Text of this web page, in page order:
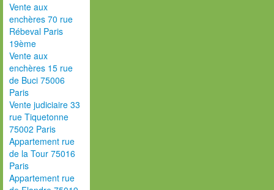
Vente aux
enchères 70 rue
Rébeval Paris
19ème
Vente aux
enchères 15 rue
de Buci 75006
Paris
Vente judiciaire 33
rue Tiquetonne
75002 Paris
Appartement rue
de la Tour 75016
Paris
Appartement rue